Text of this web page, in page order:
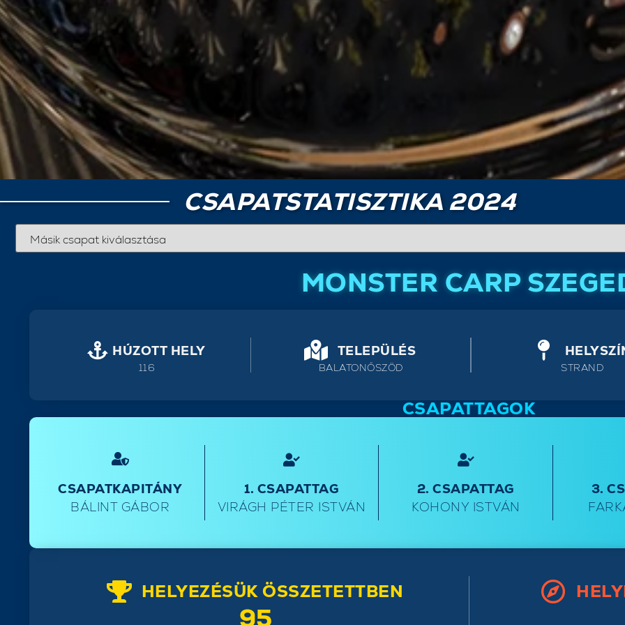
CSAPATSTATISZTIKA 2024
MONSTER CARP
HÚZOTT HELY
116
TELEPÜLÉS
BALATONŐSZÖD STRAND
CSAPATTAGOK
CSAPATKAPITÁNY
BÁLINT GÁBOR
1. CSAPATTAG
VIRÁGH PÉTER ISTVÁN
2. CSAPATTAG
KOHONY ISTVÁN
3.
HELYEZÉSÜK ÖSSZETETTBEN
95